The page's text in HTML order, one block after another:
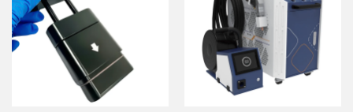
Изтегляне
Свържете Се с Нас